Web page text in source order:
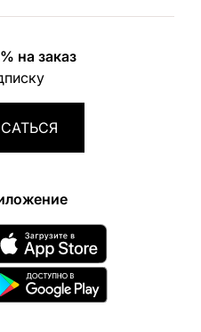
на заказ